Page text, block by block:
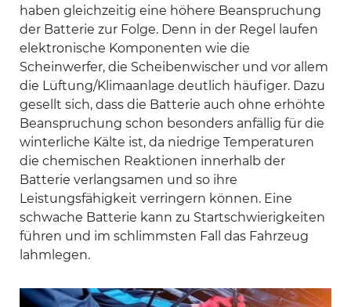
haben gleichzeitig eine höhere Beanspruchung
der Batterie zur Folge. Denn in der Regel laufen
elektronische Komponenten wie die
Scheinwerfer, die Scheibenwischer und vor allem
die Lüftung/Klimaanlage deutlich häufiger. Dazu
gesellt sich, dass die Batterie auch ohne erhöhte
Beanspruchung schon besonders anfällig für die
winterliche Kälte ist, da niedrige Temperaturen
die chemischen Reaktionen innerhalb der
Batterie verlangsamen und so ihre
Leistungsfähigkeit verringern können. Eine
schwache Batterie kann zu Startschwierigkeiten
führen und im schlimmsten Fall das Fahrzeug
lahmlegen.